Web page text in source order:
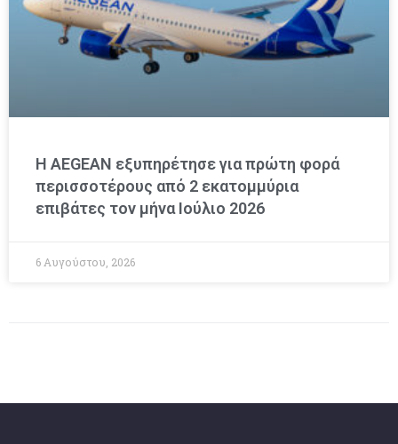
Η AEGEAN εξυπηρέτησε για πρώτη φορά
περισσοτέρους από 2 εκατομμύρια
επιβάτες τον μήνα Ιούλιο 2026
6 Αυγούστου, 2026